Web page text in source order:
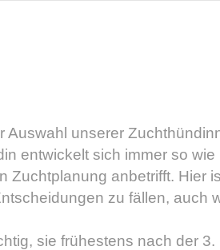
Auswahl unserer
entwickelt sich immer so wie
Zuchtplanung anbetrifft. Hier
zu fällen, auch
sie frühestens nach der 3.